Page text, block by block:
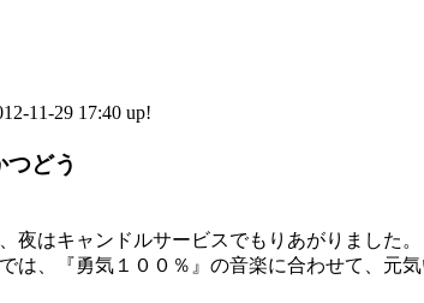
11-29 17:40 up!
どう
夜はキャンドルサービスでもりあがりました。
は、『勇気１００％』の音楽に合わせて、元気